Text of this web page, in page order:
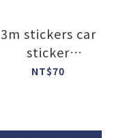
3m stickers car
sticker
Locomotive
NT$70